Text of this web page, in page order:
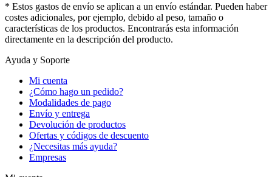
* Estos gastos de envío se aplican a un envío estándar. Pueden haber
costes adicionales, por ejemplo, debido al peso, tamaño o
características de los productos. Encontrarás esta información
directamente en la descripción del producto.
Ayuda y Soporte
Mi cuenta
¿Cómo hago un pedido?
Modalidades de pago
Envío y entrega
Devolución de productos
Ofertas y códigos de descuento
¿Necesitas más ayuda?
Empresas